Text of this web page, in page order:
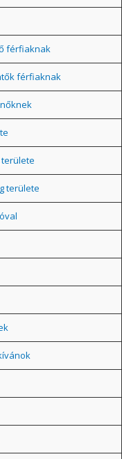
férfiaknak
férfiaknak
területe